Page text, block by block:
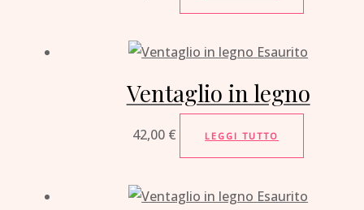
Esaurito
Ventaglio in legno
42,00 € LEGGI TUTTO
Esaurito